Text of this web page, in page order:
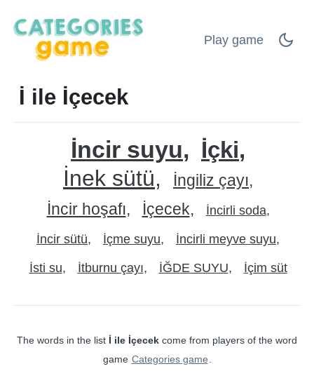
Play game
İ ile İçecek
İncir suyu İçki
İnek sütü
İngiliz çayı
İncir hoşafı
İçecek İncirli soda
İncir sütü İçme suyu İncirli meyve suyu
İsti su İtburnu çayı İĞDE SUYU İçim süt
The words in the list İ ile İçecek come from players of the word
game Categories game